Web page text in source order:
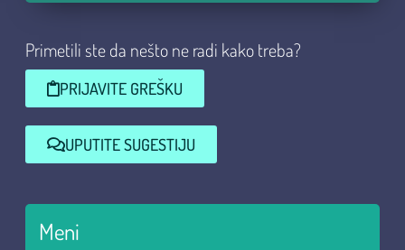
Primetili ste da nešto ne radi kako treba?
PRIJAVITE GREŠKU
UPUTITE SUGESTIJU
Meni